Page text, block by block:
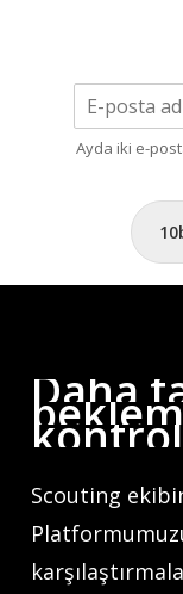
Ayda iki e-
Daha
Scouting